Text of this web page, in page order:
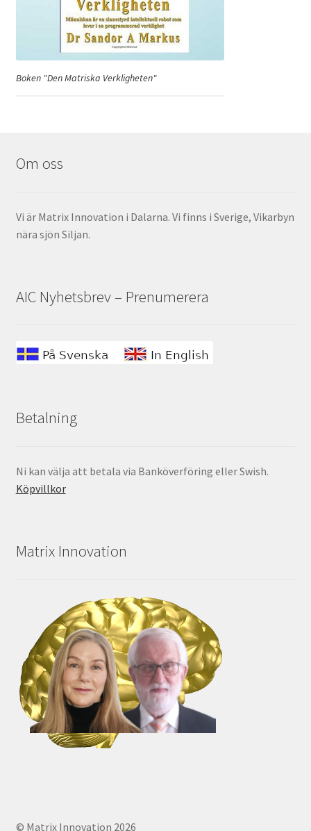
Boken "Den Matriska Verkligheten"
Om oss
Vi är Matrix Innovation i Dalarna. Vi finns i Sverige, Vikarbyn
nära sjön Siljan.
AIC Nyhetsbrev – Prenumerera
Betalning
Ni kan välja att betala via Banköverföring eller Swish.
Köpvillkor
Matrix Innovation
© Matrix Innovation 2026